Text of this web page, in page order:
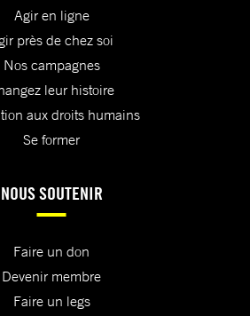
Agir en ligne
près de chez soi
Nos campagnes
leur histoire
aux droits humains
Se former
NOUS SOUTENIR
Faire un don
Devenir membre
Faire un legs